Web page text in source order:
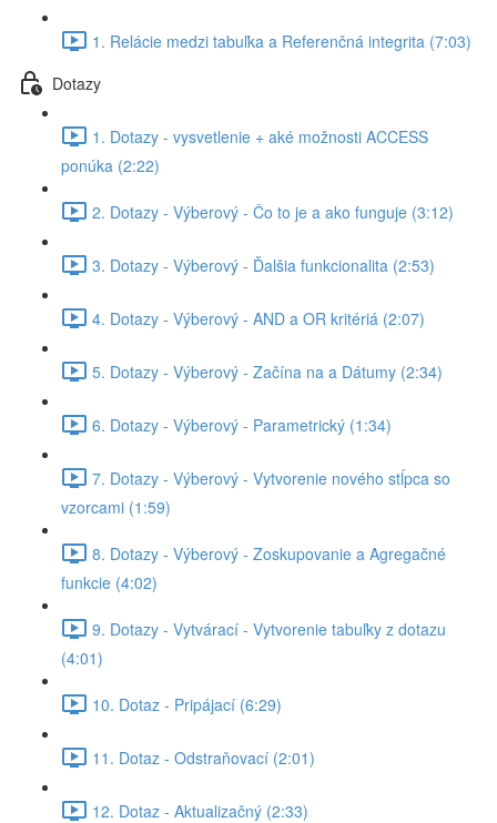
1. Relácie medzi tabuľka a Referenčná integrita (7:03)
Dotazy
1. Dotazy - vysvetlenie + aké možnosti ACCESS
ponúka (2:22)
2. Dotazy - Výberový - Čo to je a ako funguje (3:12)
3. Dotazy - Výberový - Ďalšia funkcionalita (2:53)
4. Dotazy - Výberový - AND a OR kritériá (2:07)
5. Dotazy - Výberový - Začína na a Dátumy (2:34)
6. Dotazy - Výberový - Parametrický (1:34)
7. Dotazy - Výberový - Vytvorenie nového stĺpca so
vzorcami (1:59)
8. Dotazy - Výberový - Zoskupovanie a Agregačné
funkcie (4:02)
9. Dotazy - Vytvárací - Vytvorenie tabuľky z dotazu
(4:01)
10. Dotaz - Pripájací (6:29)
11. Dotaz - Odstraňovací (2:01)
12. Dotaz - Aktualizačný (2:33)